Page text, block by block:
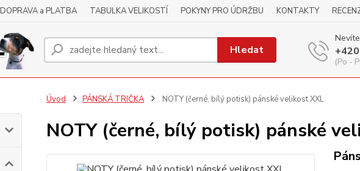
DOPRAVA a PLATBA TABULKA VELIKOSTÍ POKYNY PRO ÚDRŽBU KONTAKTY
Hledat
(Po -
Úvod PÁNSKÁ TRIČKA NOTY (černé, bílý potisk) pánské velikost XXL
NOTY (černé, bílý potisk) pánské